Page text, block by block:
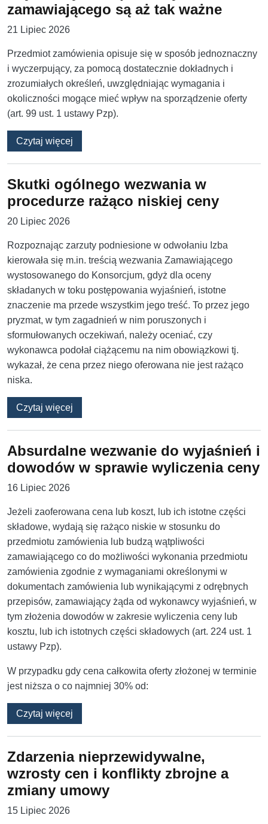
zamawiającego są aż tak ważne
21 Lipiec 2026
Przedmiot zamówienia opisuje się w sposób jednoznaczny
i wyczerpujący, za pomocą dostatecznie dokładnych i
zrozumiałych określeń, uwzględniając wymagania i
okoliczności mogące mieć wpływ na sporządzenie oferty
(art. 99 ust. 1 ustawy Pzp).
Czytaj więcej
Skutki ogólnego wezwania w
procedurze rażąco niskiej ceny
20 Lipiec 2026
Rozpoznając zarzuty podniesione w odwołaniu Izba
kierowała się m.in. treścią wezwania Zamawiającego
wystosowanego do Konsorcjum, gdyż dla oceny
składanych w toku postępowania wyjaśnień, istotne
znaczenie ma przede wszystkim jego treść. To przez jego
pryzmat, w tym zagadnień w nim poruszonych i
sformułowanych oczekiwań, należy oceniać, czy
wykonawca podołał ciążącemu na nim obowiązkowi tj.
wykazał, że cena przez niego oferowana nie jest rażąco
niska.
Czytaj więcej
Absurdalne wezwanie do wyjaśnień i
dowodów w sprawie wyliczenia ceny
16 Lipiec 2026
Jeżeli zaoferowana cena lub koszt, lub ich istotne części
składowe, wydają się rażąco niskie w stosunku do
przedmiotu zamówienia lub budzą wątpliwości
zamawiającego co do możliwości wykonania przedmiotu
zamówienia zgodnie z wymaganiami określonymi w
dokumentach zamówienia lub wynikającymi z odrębnych
przepisów, zamawiający żąda od wykonawcy wyjaśnień, w
tym złożenia dowodów w zakresie wyliczenia ceny lub
kosztu, lub ich istotnych części składowych (art. 224 ust. 1
ustawy Pzp).
W przypadku gdy cena całkowita oferty złożonej w terminie
jest niższa o co najmniej 30% od:
Czytaj więcej
Zdarzenia nieprzewidywalne,
wzrosty cen i konflikty zbrojne a
zmiany umowy
15 Lipiec 2026